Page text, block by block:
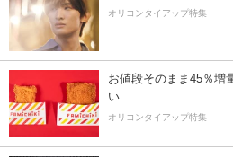
オリコンタイアップ特集
お値段そのまま45％増
い
オリコンタイアップ特集